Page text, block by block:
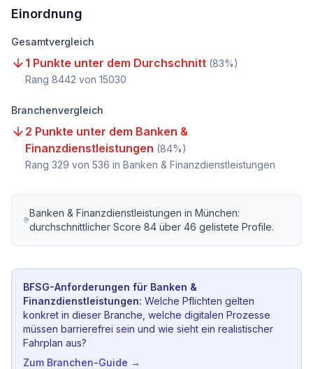
Einordnung
Gesamtvergleich
1 Punkte unter dem Durchschnitt (83%)
Rang 8442 von 15030
Branchenvergleich
2 Punkte unter dem Banken &
Finanzdienstleistungen (84%)
Rang 329 von 536 in Banken & Finanzdienstleistungen
Banken & Finanzdienstleistungen inMünchen:
durchschnittlicher Score84 über46 gelistete Profile.
BFSG-Anforderungen für Banken &
Finanzdienstleistungen: Welche Pflichten gelten
konkret in dieser Branche, welche digitalen Prozesse
müssen barrierefrei sein und wie sieht ein realistischer
Fahrplan aus?
Zum Branchen-Guide →